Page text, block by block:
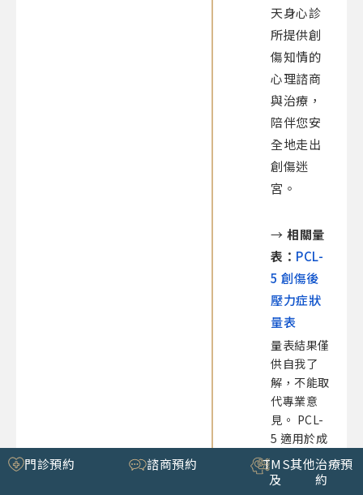
天身心診
所提供創
傷知情的
心理諮商
與治療，
陪伴您安
全地走出
創傷迷
宮。
→ 相關量
表： PCL-
5 創傷後
壓力症狀
量表
量表結果僅
供自我了
解，不能取
代專業意
見。 PCL-
5 適用於成
人，填答時
請以同一事
門診預約 諮商預約
TMS
及
其他治療預
約